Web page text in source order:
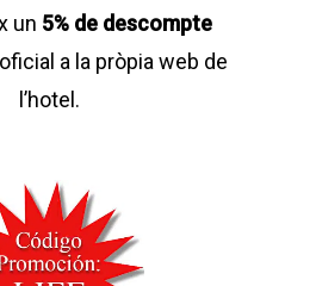
un 5% de descompte
a la pròpia web de
l’hotel.